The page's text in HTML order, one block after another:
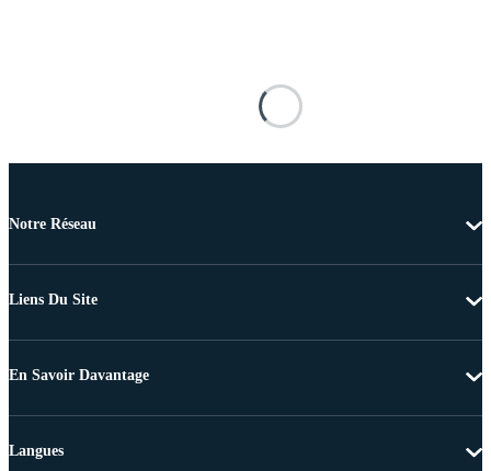
Notre Réseau
Liens Du Site
En Savoir Davantage
Langues